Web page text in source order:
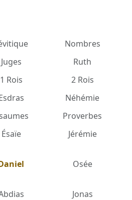
Nombres
Juges
Ruth
1 Rois
2 Rois
Néhémie
Proverbes
Ésaïe Jérémie
Osée
Jonas